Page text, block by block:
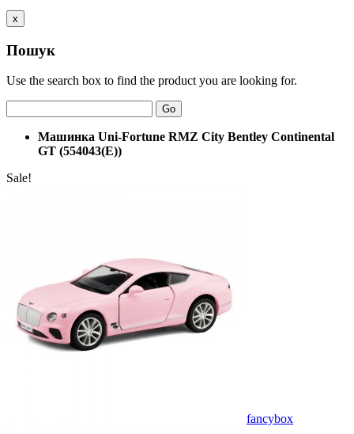
x
Пошук
Use the search box to find the product you are looking for.
Go
Машинка Uni-Fortune RMZ City Bentley Continental
GT (554043(E))
Sale!
fancybox